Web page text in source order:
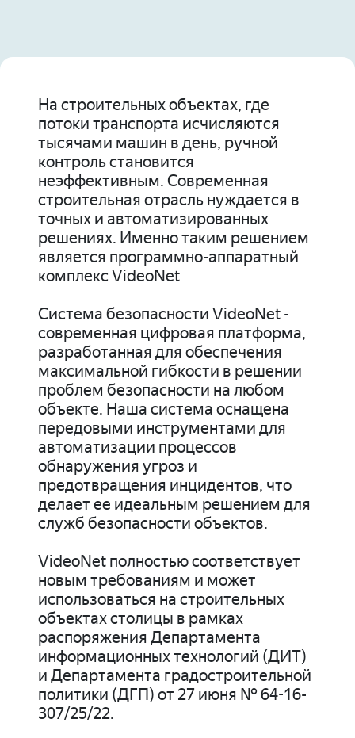
На строительных объектах, где
потоки транспорта исчисляются
тысячами машин в день, ручной
контроль становится
неэффективным. Современная
строительная отрасль нуждается в
точных и автоматизированных
решениях. Именно таким решением
является программно-аппаратный
комплекс VideoNet
Система безопасности VideoNet -
современная цифровая платформа,
разработанная для обеспечения
максимальной гибкости в решении
проблем безопасности на любом
объекте. Наша система оснащена
передовыми инструментами для
автоматизации процессов
обнаружения угроз и
предотвращения инцидентов, что
делает ее идеальным решением для
служб безопасности объектов.
VideoNet полностью соответствует
новым требованиям и может
использоваться на строительных
объектах столицы в рамках
распоряжения Департамента
информационных технологий (ДИТ)
и Департамента градостроительной
политики (ДГП) от 27 июня № 64-16-
307/25/22.